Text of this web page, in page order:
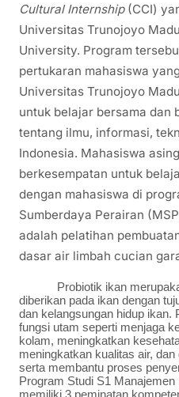
Cultural Internship(CCI)
Universitas Trunojoyo
University. Program
pertukaran mahasiswa
Universitas Trunojoyo
untuk belajar bersama dan
tentang ilmu, informasi,
Indonesia. Mahasiswa
berkesempatan untuk
dengan mahasiswa di
Sumberdaya Perairan
adalah pelatihan
dasar air limbah cucian
Probiotik ikan
diberikan pada ikan dengan
dan kelangsungan hidup ikan.
fungsi utam seperti menjaga
kolam, meningkatkan
meningkatkan kualitas air,
serta membantu proses
Program Studi S1
memiliki 3 peminatan